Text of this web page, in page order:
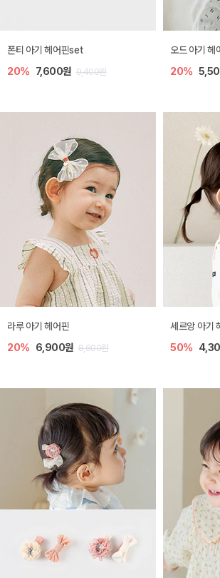
폰티 아기 헤어핀set
20% 7,600원 9,400원
오드 아기 헤
20%
라루 아기 헤어핀
20% 6,900원 8,600원
세르앙 아기
50%